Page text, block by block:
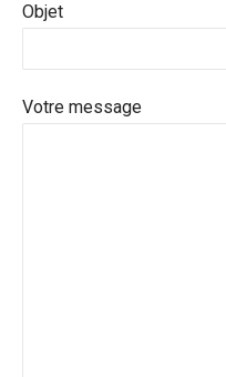
Objet
Votre message